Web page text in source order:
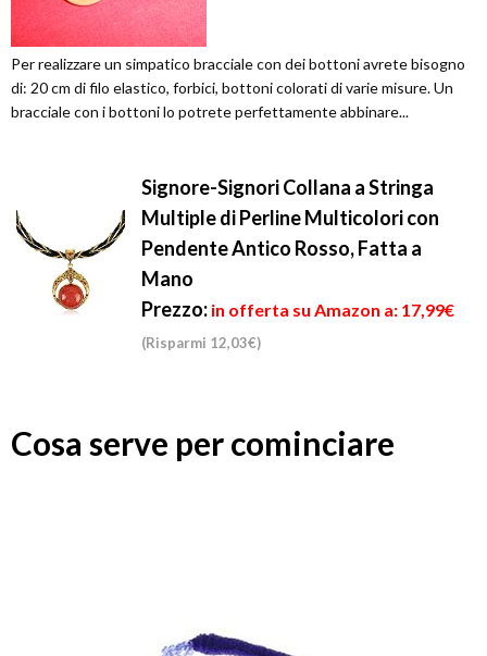
Per realizzare un simpatico bracciale con dei bottoni avrete bisogno
di: 20 cm di filo elastico, forbici, bottoni colorati di varie misure. Un
bracciale con i bottoni lo potrete perfettamente abbinare...
Signore-Signori Collana a Stringa
Multiple di Perline Multicolori con
Pendente Antico Rosso, Fatta a
Mano
Prezzo: in offerta su Amazon a: 17,99€
(Risparmi 12,03€)
Cosa serve per cominciare